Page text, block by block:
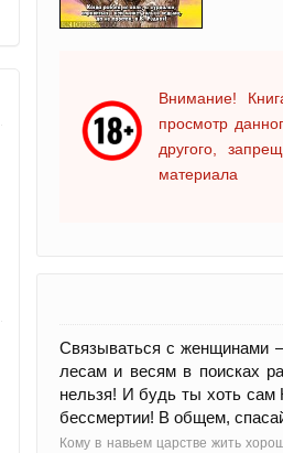
Внимание!
просмотр
другого,
материала
Связываться с женщинами
лесам и весям в поисках
нельзя! И будь ты хоть сам
бессмертии! В общем,
Кому в навьем царстве жить